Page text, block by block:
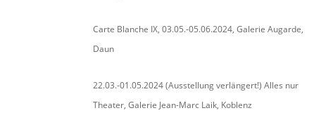
Carte Blanche IX, 03.05.-05.06.2024, Galerie Augarde,
Daun
22.03.-01.05.2024 (Ausstellung verlängert!) Alles nur
Theater, Galerie Jean-Marc Laik, Koblenz